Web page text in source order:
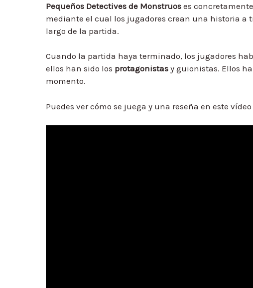
Pequeños Detectives de Monstruos es
mediante el cual los jugadores crean una historia a
largo de la partida.
Cuando la partida haya terminado, los jugadores
ellos han sido los protagonistas y guionistas. Ellos
momento.
Puedes ver cómo se juega y una reseña en este